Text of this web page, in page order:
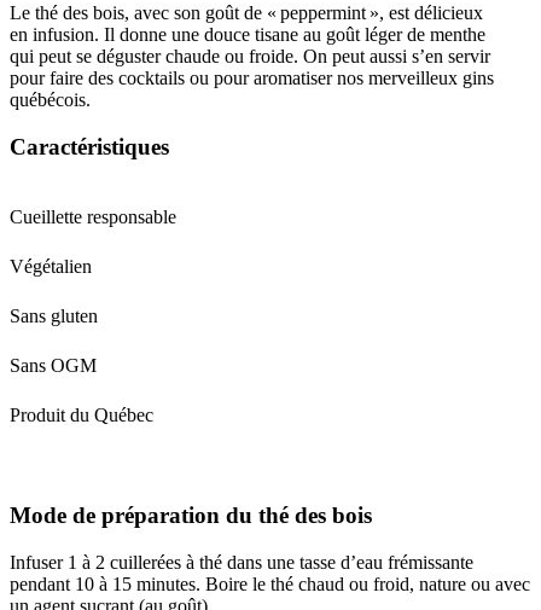
Le thé des bois, avec son goût de « peppermint », est délicieux
en infusion. Il donne une douce tisane au goût léger de menthe
qui peut se déguster chaude ou froide. On peut aussi s’en servir
pour faire des cocktails ou pour aromatiser nos merveilleux gins
québécois.
Caractéristiques
Cueillette responsable
Végétalien
Sans gluten
Sans OGM
Produit du Québec
Mode de préparation du thé des bois
Infuser 1 à 2 cuillerées à thé dans une tasse d’eau frémissante
pendant 10 à 15 minutes. Boire le thé chaud ou froid, nature ou avec